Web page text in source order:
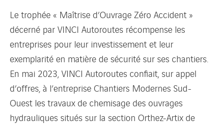
Le trophée « Maîtrise d’Ouvrage Zéro Accident »
décerné par VINCI Autoroutes récompense les
entreprises pour leur investissement et leur
exemplarité en matière de sécurité sur ses chantiers.
En mai 2023, VINCI Autoroutes confiait, sur appel
d’offres, à l’entreprise Chantiers Modernes Sud-
Ouest les travaux de chemisage des ouvrages
hydrauliques situés sur la section Orthez-Artix de